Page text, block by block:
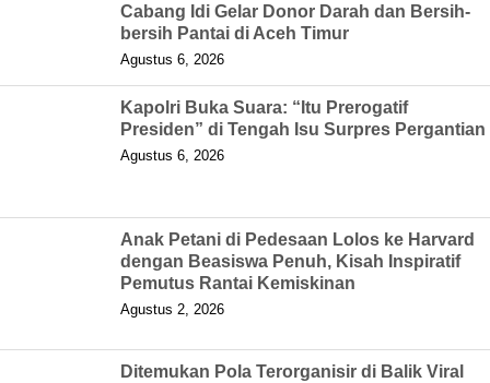
Cabang Idi Gelar Donor Darah dan Bersih-
bersih Pantai di Aceh Timur
Agustus 6, 2026
Kapolri Buka Suara: “Itu Prerogatif
Presiden” di Tengah Isu Surpres Pergantian
Agustus 6, 2026
Anak Petani di Pedesaan Lolos ke Harvard
dengan Beasiswa Penuh, Kisah Inspiratif
Pemutus Rantai Kemiskinan
Agustus 2, 2026
Ditemukan Pola Terorganisir di Balik Viral